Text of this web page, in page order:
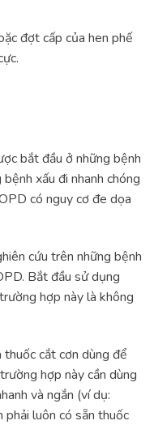
đợt cấp của hen phế
bắt đầu ở những bệnh
xấu đi nhanh chóng
có nguy cơ đe dọa
cứu trên những bệnh
Bắt đầu sử dụng
hợp này là không
cắt cơn dùng để
hợp này cần dùng
và ngắn (ví dụ:
phải luôn có sẵn thuốc